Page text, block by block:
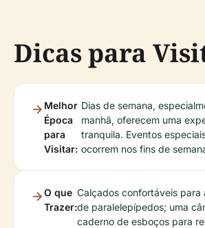
Dicas para
Melhor
Época
para
Visitar:
Dias de semana,
manhã, oferecem uma
tranquila. Eventos
ocorrem nos fins de
O que
Trazer:
Calçados confortáveis para
de paralelepípedos; uma
caderno de esboços para